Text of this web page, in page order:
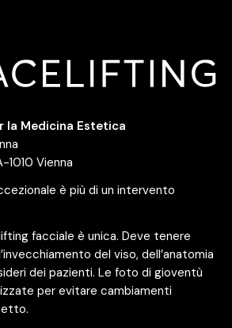
la Medicina Estetica
Vienna
è più di un intervento
facciale è unica. Deve tenere
del viso, dell’anatomia
dei pazienti. Le foto di gioventù
per evitare cambiamenti